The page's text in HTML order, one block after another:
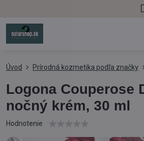
Úvod Prírodná kozmetika podľa značky
Logona Couperose
nočný krém, 30 ml
Hodnotenie